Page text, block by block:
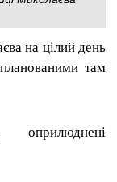
на цілий день
там